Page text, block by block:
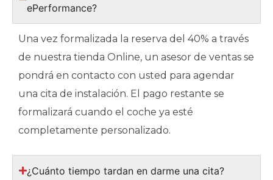
ePerformance?
Una vez formalizada la reserva del 40% a través
de nuestra tienda Online, un asesor de ventas se
pondrá en contacto con usted para agendar
una cita de instalación. El pago restante se
formalizará cuando el coche ya esté
completamente personalizado.
¿Cuánto tiempo tardan en darme una cita?